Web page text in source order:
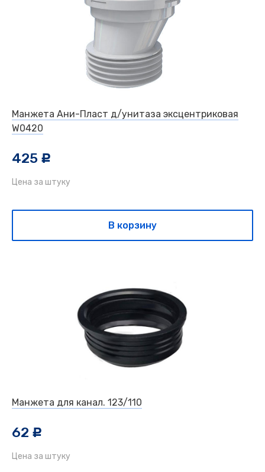
Манжета Ани-Пласт д/унитаза эксцентриковая
W0420
425 c
Цена за штуку
В корзину
Манжета для канал. 123/110
62 c
Цена за штуку